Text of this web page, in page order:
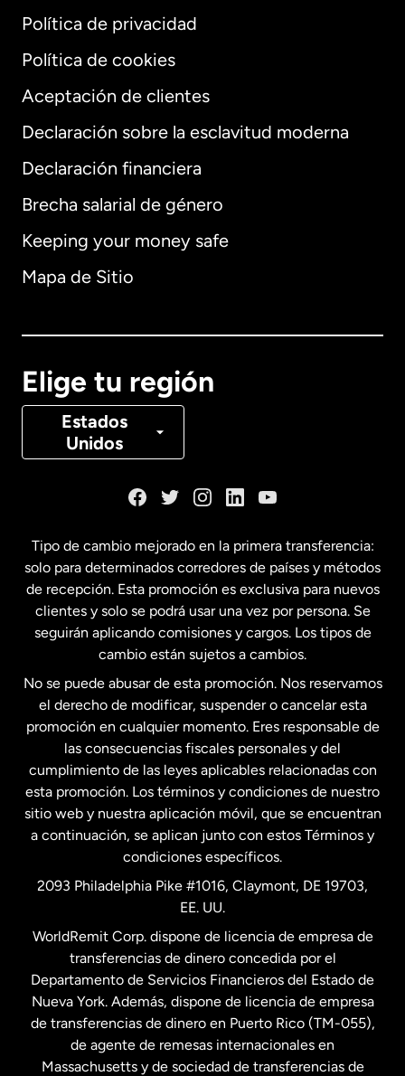
Política de privacidad
Política de cookies
Aceptación de clientes
Declaración sobre la esclavitud moderna
Declaración financiera
Brecha salarial de género
Keeping your money safe
Mapa de Sitio
Elige tu región
Estados
Unidos
Internacional English
Alemania
Canadá Français
Estados Unidos English
Estados Unidos Español
Francia
Malasia
Nueva Zelanda
Países Bajos
Suecia
Tipo de cambio mejorado en la primera transferencia:
solo para determinados corredores de países y métodos
de recepción. Esta promoción es exclusiva para nuevos
clientes y solo se podrá usar una vez por persona. Se
seguirán aplicando comisiones y cargos. Los tipos de
cambio están sujetos a cambios.
No se puede abusar de esta promoción. Nos reservamos
el derecho de modificar, suspender o cancelar esta
promoción en cualquier momento. Eres responsable de
las consecuencias fiscales personales y del
cumplimiento de las leyes aplicables relacionadas con
esta promoción. Los términos y condiciones de nuestro
sitio web y nuestra aplicación móvil, que se encuentran
a continuación, se aplican junto con estos Términos y
condiciones específicos.
2093 Philadelphia Pike #1016, Claymont, DE 19703,
EE. UU.
WorldRemit Corp. dispone de licencia de empresa de
transferencias de dinero concedida por el
Departamento de Servicios Financieros del Estado de
Nueva York. Además, dispone de licencia de empresa
de transferencias de dinero en Puerto Rico (TM-055),
de agente de remesas internacionales en
Massachusetts y de sociedad de transferencias de